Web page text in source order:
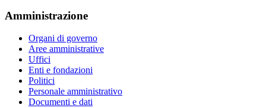
Amministrazione
Organi di governo
Aree amministrative
Uffici
Enti e fondazioni
Politici
Personale amministrativo
Documenti e dati